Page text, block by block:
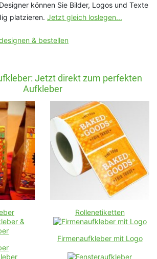
können Sie Bilder, Logos und Texte
platzieren. Jetzt gleich loslegen...
Jetzt direkt zum perfekten
Aufkleber
Rollenetiketten
Firmenaufkleber mit Logo